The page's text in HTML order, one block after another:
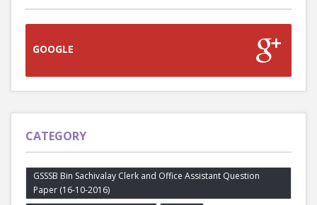
GOOGLE
CATEGORY
GSSSB Bin Sachivalay Clerk and Office Assistant Question
Paper (16-10-2016)